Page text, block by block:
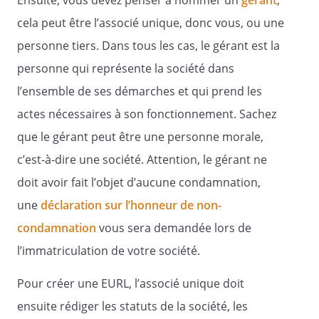
Par ailleurs, lorsque la société est une
micro-entreprise au sens des articles
L.123-16-1 et D.123-200 code de
commerce, elle est dispensée de
l'obligation d'établir l'annexe comptable.
Article 17
Affectation des résultats
constatation d'un bénéfice distribuable,
conformément à la loi, l'associé unique
détermine la part attribuée à l'associé
unique ou aux associés à titre de
cela peut être l’associé unique, donc vous, ou une
personne tiers. Dans tous les cas, le gérant est la
personne qui représente la société dans
l’ensemble de ses démarches et qui prend les
actes nécessaires à son fonctionnement. Sachez
que le gérant peut être une personne morale,
c’est-à-dire une société. Attention, le gérant ne
doit avoir fait l’objet d’aucune condamnation,
unedéclaration sur l’honneur de non-
condamnation vous sera demandée lors de
l’immatriculation de votre société.
Pour créer une EURL, l’associé unique doit
ensuite rédiger les statuts de la société, les